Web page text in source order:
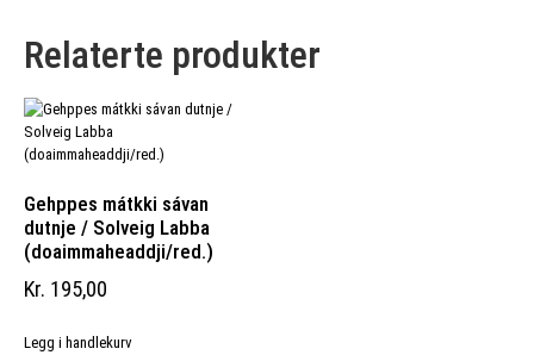
Relaterte produkter
Gehppes mátkki sávan
dutnje / Solveig Labba
(doaimmaheaddji/red.)
Kr 195,00
Legg i handlekurv